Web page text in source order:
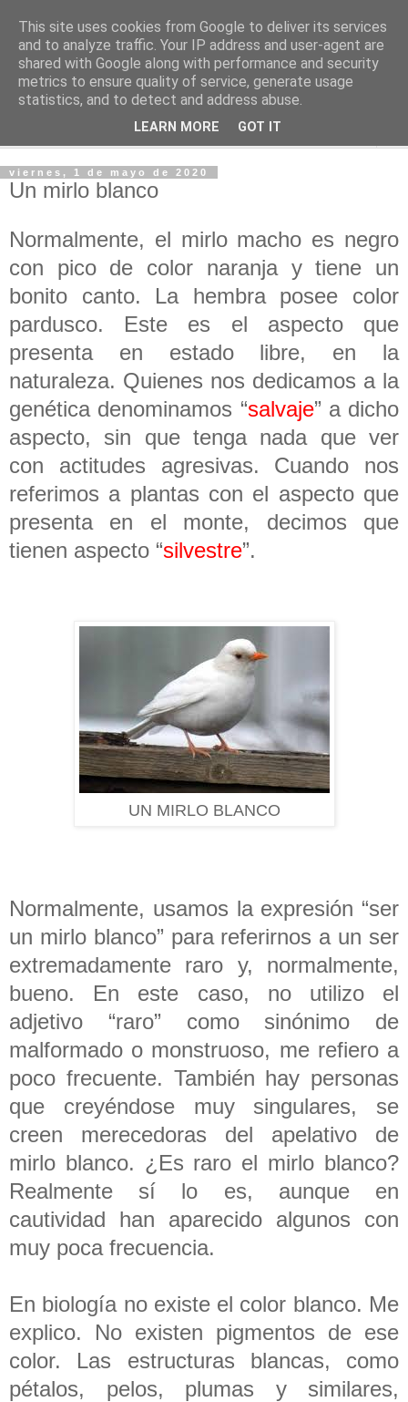
PASEANTE SILENCIOSO
Blog personal de Emilio Valadé del Río
viernes, 1 de mayo de 2020
Un mirlo blanco
Normalmente, el mirlo macho es negro
con pico de color naranja y tiene un
bonito canto. La hembra posee color
pardusco. Este es el aspecto que
presenta en estado libre, en la
naturaleza. Quienes nos dedicamos a la
genética denominamos “salvaje” a dicho
aspecto, sin que tenga nada que ver
con actitudes agresivas. Cuando nos
referimos a plantas con el aspecto que
presenta en el monte, decimos que
tienen aspecto “silvestre”.
UN MIRLO BLANCO
Normalmente, usamos la expresión “ser
un mirlo blanco” para referirnos a un ser
extremadamente raro y, normalmente,
bueno. En este caso, no utilizo el
adjetivo “raro” como sinónimo de
malformado o monstruoso, me refiero a
poco frecuente. También hay personas
que creyéndose muy singulares, se
creen merecedoras del apelativo de
mirlo blanco. ¿Es raro el mirlo blanco?
Realmente sí lo es, aunque en
cautividad han aparecido algunos con
muy poca frecuencia.
En biología no existe el color blanco. Me
explico. No existen pigmentos de ese
color. Las estructuras blancas, como
pétalos, pelos, plumas y similares,
This site uses cookies from Google to deliver its services
and to analyze traffic. Your IP address and user-agent are
shared with Google along with performance and security
metrics to ensure quality of service, generate usage
statistics, and to detect and address abuse.
LEARN MORE GOT IT